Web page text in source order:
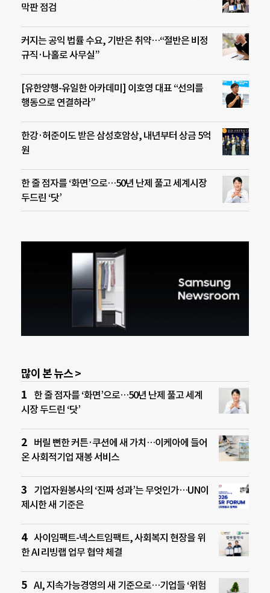
막판 점검
커지는 공익 법률 수요, 기반은 취약…“절반은 비정
규직·나홀로 사무실”
[유한양행-유일한 아카데미] 이호영 대표 “선의를
행동으로 연결하라”
한강·허준이도 받은 삼성호암상, 내년부터 상금 5억
원
한 줄 점자를 ‘화면’으로…50년 난제 풀고 세계시장
두드린 ‘닷’
많이 본 뉴스 >
한 줄 점자를 ‘화면’으로…50년 난제 풀고 세계
시장 두드린 ‘닷’
버릴 뻔한 커튼·쿠션에 새 가치…이케아에 들어
온 사회적기업 재봉 서비스
기업자원봉사의 ‘진짜 성과’는 무엇인가…UN이
제시한 새 기준은
사이임팩트-넥스트임팩트, 사회복지 현장을 위
한 AI 리빙랩 업무 협약 체결
AI, 지속가능경영의 새 기준으로…기업들 ‘위험